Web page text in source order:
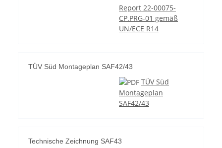
Report 22-00075-
CP.PRG-01 gemäß
UN/ECE R14
TÜV Süd Montageplan SAF42/43
TÜV Süd
Montageplan
SAF42/43
Technische Zeichnung SAF43